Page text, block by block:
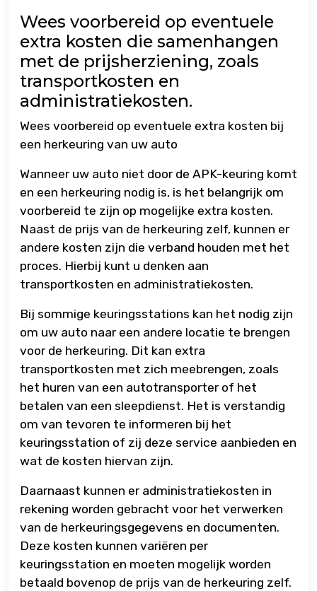
Wees voorbereid op eventuele
extra kosten die samenhangen
met de prijsherziening, zoals
transportkosten en
administratiekosten.
Wees voorbereid op eventuele extra kosten bij
een herkeuring van uw auto
Wanneer uw auto niet door de APK-keuring komt
en een herkeuring nodig is, is het belangrijk om
voorbereid te zijn op mogelijke extra kosten.
Naast de prijs van de herkeuring zelf, kunnen er
andere kosten zijn die verband houden met het
proces. Hierbij kunt u denken aan
transportkosten en administratiekosten.
Bij sommige keuringsstations kan het nodig zijn
om uw auto naar een andere locatie te brengen
voor de herkeuring. Dit kan extra
transportkosten met zich meebrengen, zoals
het huren van een autotransporter of het
betalen van een sleepdienst. Het is verstandig
om van tevoren te informeren bij het
keuringsstation of zij deze service aanbieden en
wat de kosten hiervan zijn.
Daarnaast kunnen er administratiekosten in
rekening worden gebracht voor het verwerken
van de herkeuringsgegevens en documenten.
Deze kosten kunnen variëren per
keuringsstation en moeten mogelijk worden
betaald bovenop de prijs van de herkeuring zelf.